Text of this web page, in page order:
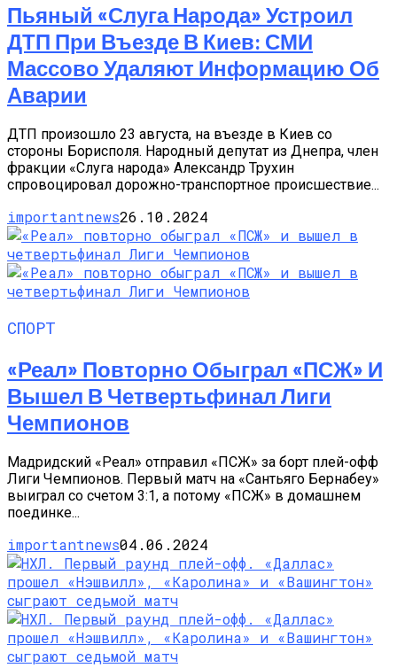
Пьяный «слуга Народа» Устроил
ДТП При Въезде В Киев: СМИ
Массово Удаляют Информацию Об
Аварии
ДТП произошло 23 августа, на въезде в Киев со
стороны Борисполя. Народный депутат из Днепра, член
фракции «Слуга народа» Александр Трухин
спровоцировал дорожно-транспортное происшествие...
importantnews26.10.2024
СПОРТ
«Реал» Повторно Обыграл «ПСЖ» И
Вышел В Четвертьфинал Лиги
Чемпионов
Мадридский «Реал» отправил «ПСЖ» за борт плей-офф
Лиги Чемпионов. Первый матч на «Сантьяго Бернабеу»
выиграл со счетом 3:1, а потому «ПСЖ» в домашнем
поединке...
importantnews04.06.2024